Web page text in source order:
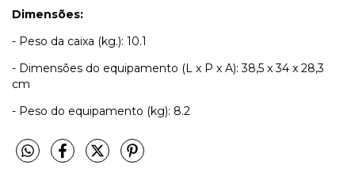
Dimensões:
- Peso da caixa (kg.): 10.1
- Dimensões do equipamento (L x P x A): 38,5 x 34 x 28,3
cm
- Peso do equipamento (kg): 8.2